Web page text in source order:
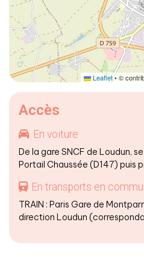
Leaflet• ©
Accès
En voiture
De la gare SNCF de Loudun,
Portail Chaussée (D147) puis
En transports en
TRAIN : Paris Gare de
direction Loudun